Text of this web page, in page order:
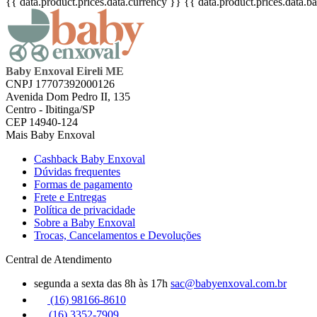
Baby Enxoval Eireli ME
CNPJ 17707392000126
Avenida Dom Pedro II, 135
Centro - Ibitinga/SP
CEP 14940-124
Mais Baby Enxoval
Cashback Baby Enxoval
Dúvidas frequentes
Formas de pagamento
Frete e Entregas
Política de privacidade
Sobre a Baby Enxoval
Trocas, Cancelamentos e Devoluções
Central de Atendimento
segunda a sexta das 8h às 17h sac@babyenxoval.com.br
(16) 98166-8610
(16) 3352-7909